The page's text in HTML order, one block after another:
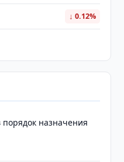
↓ 0.12%
назначения